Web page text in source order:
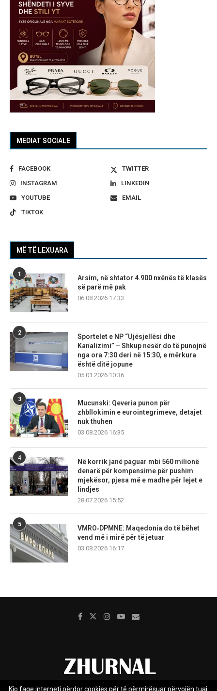
MEDIAT SOCIALE
FACEBOOK
TWITTER
INSTAGRAM
LINKEDIN
YOUTUBE
EMAIL
TIKTOK
MË TË LEXUARA
1
Arsim, në shtator 4.900 nxënës të klasës
së parë më pak
06.08.2026 17:33
2
Sportelet e NP “Ujësjellësi dhe
Kanalizimi” – Shkup nesër do të punojnë
nga ora 7:30 deri në 15:30, e mërkura
është ditë jopune
05.01.2026 10:36
3
Mucunski: Qeveria punon për
zhbllokimin e eurointegrimeve, detajet
nuk thuhen
03.08.2026 16:35
4
Në korrik janë paguar mbi 560 milionë
denarë për kompensime për pushim
mjekësor, pjesa më e madhe për lejet e
lindjes
28.07.2026 15:52
5
VMRO‑DPMNE: Maqedonia do të bëhet
vend më i mirë për të jetuar
03.08.2026 16:17
Kjo faqe interneti përdor cookies për të përmirësuar përvojën tuaj.